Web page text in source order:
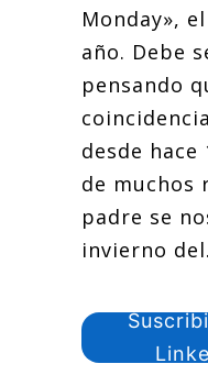
Monday»,
año. Debe
pensando
desde hace
de muchos
padre se
invierno